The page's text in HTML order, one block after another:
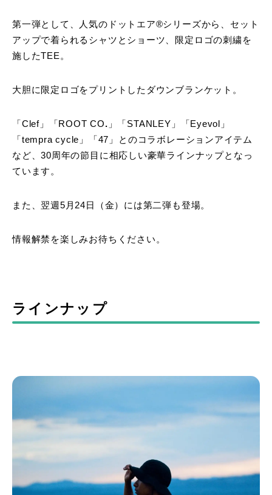
第一弾として、人気のドットエア®︎シリーズから、セット
アップで着られるシャツとショーツ、限定ロゴの刺繍を
施したTEE。
大胆に限定ロゴをプリントしたダウンブランケット。
「Clef」「ROOT CO. 」「STANLEY」「Eyevol」
「tempra cycle」「47」とのコラボレーションアイテム
など、30周年の節目に相応しい豪華ラインナップとなっ
ています。
また、翌週5月24日（金）には第二弾も登場。
情報解禁を楽しみお待ちください。
ラインナップ